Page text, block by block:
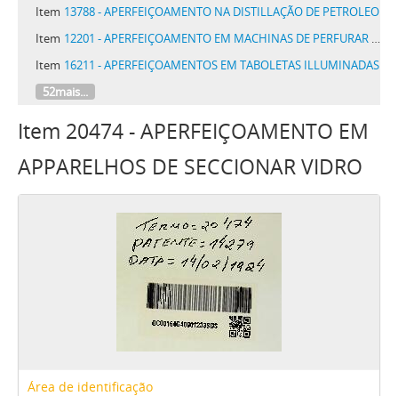
Item 13788 - APERFEIÇOAMENTO NA DISTILLAÇÃO DE PETROLEO
Item 12201 - APERFEIÇOAMENTO EM MACHINAS DE PERFURAR CARTOES REGISTRADORES
Item 16211 - APERFEIÇOAMENTOS EM TABOLETAS ILLUMINADAS
52mais...
Item 20474 - APERFEIÇOAMENTO EM
APPARELHOS DE SECCIONAR VIDRO
Área de identificação